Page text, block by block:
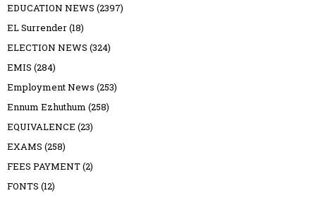
EDUCATION NEWS (2397)
EL Surrender(18)
ELECTION NEWS (324)
EMIS (284)
Employment News (253)
Ennum Ezhuthum (258)
EQUIVALENCE (23)
EXAMS (258)
FEES PAYMENT(2)
FONTS (12)